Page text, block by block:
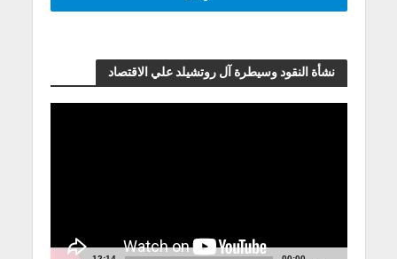
نشأة النقود وسيطرة آل روتشيلد علي الاقتصاد